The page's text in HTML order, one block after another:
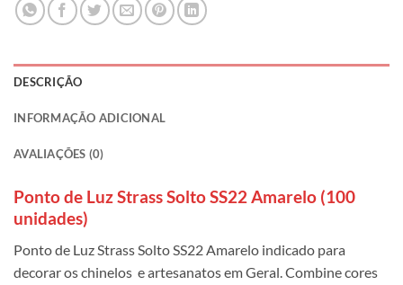
DESCRIÇÃO
INFORMAÇÃO ADICIONAL
AVALIAÇÕES (0)
Ponto de Luz Strass Solto SS22 Amarelo (100
unidades)
Ponto de Luz Strass Solto SS22 Amarelo indicado para
decorar os chinelos e artesanatos em Geral. Combine cores